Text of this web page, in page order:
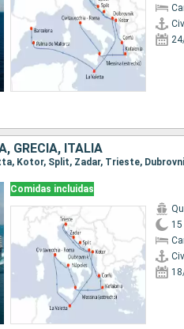
GRECIA, ITALIA
Comidas incluidas
15